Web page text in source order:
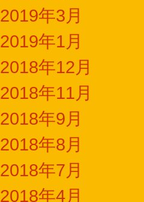
2019年3月
2019年1月
2018年12月
2018年11月
2018年9月
2018年8月
2018年7月
2018年4月